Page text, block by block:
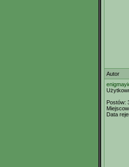
Autor
Postów:
Data